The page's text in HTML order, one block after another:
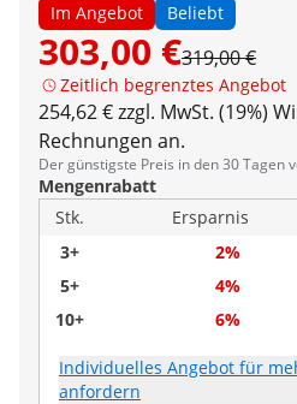
Im Angebot Beliebt
303,00 €319,00 €
Zeitlich begrenztes Angebot
254,62 € zzgl. MwSt. (19%)
Rechnungen an.
Der günstigste Preis in den 30 Tagen
Mengenrabatt
Stk.
Ersparnis
3+
2%
5+
4%
10+
6%
Individuelles Angebot für
anfordern